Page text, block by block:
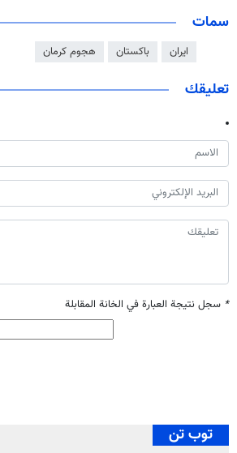
سمات
ايران باكستان هجوم كرمان
تعليقك
* سجل نتيجة العبارة في الخانة المقابلة
توب تن